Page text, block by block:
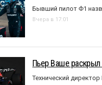
Бывший пилот Ф1
Вчера в 17:01
Пьер Ваше раскрыл
Технический